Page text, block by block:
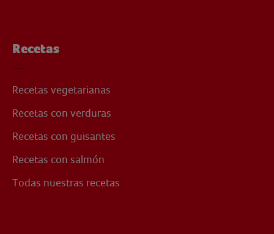
Recetas
Recetas vegetarianas
Recetas con verduras
Recetas con guisantes
Recetas con salmón
Todas nuestras recetas